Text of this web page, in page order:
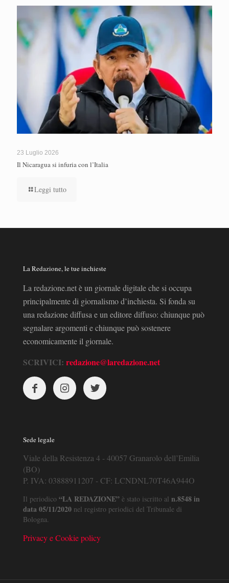
23 Luglio 2026
Il Nicaragua si infuria con l’Italia
Leggi tutto
La Redazione, le tue inchieste
La redazione.net è un giornale digitale che si occupa
principalmente di giornalismo d’inchiesta. Si fonda su
una redazione diffusa e un editore diffuso: chiunque può
segnalare argomenti e chiunque può sostenere
economicamente il giornale.
SCRIVICI: redazione@laredazione.net
Sede legale
Viale della Resistenza 4 - 40057 Granarolo dell’Emilia
(BO)
P. IVA: 03888911207 - CF: LCNDNL70T46A944O
Il periodico “LA REDAZIONE” è stato iscritto al n.8548 in
data 05/11/2020 nel registro periodici del Tribunale di
Bologna.
Privacy e Cookie policy